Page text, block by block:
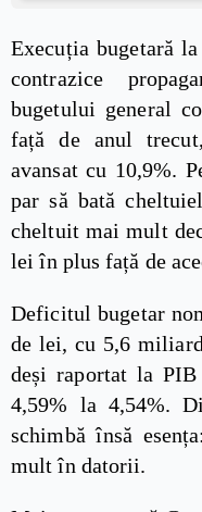
Execuția bugetară
contrazice
bugetului general
față de anul
avansat cu 10,9%.
par să bată
cheltuit mai mult
lei în plus față de
Deficitul bugetar
de lei, cu 5,6
deși raportat la
4,59% la 4,54%.
schimbă însă
mult în datorii.